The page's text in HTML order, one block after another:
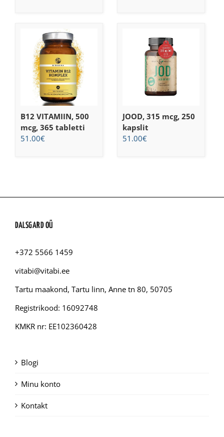
B12 VITAMIIN, 500
mcg, 365 tabletti
51.00€
JOOD, 315 mcg, 250
kapslit
51.00€
DALSGARD OÜ
+372 5566 1459
vitabi@vitabi.ee
Tartu maakond, Tartu linn, Anne tn 80, 50705
Registrikood: 16092748
KMKR nr: EE102360428
Blogi
Minu konto
Kontakt